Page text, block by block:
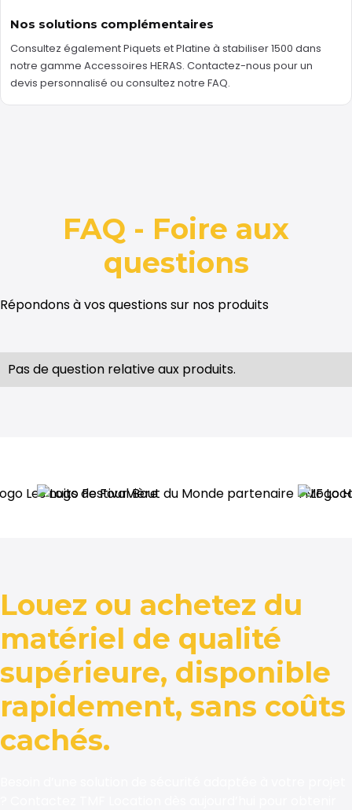
Nos solutions complémentaires
Consultez égalementPiquets etPlatine à stabiliser 1500 dans
notre gamme Accessoires HERAS. Contactez-nous pour un
devis personnalisé ou consultez notre FAQ.
FAQ - Foire aux
questions
Répondons à vos questions sur nos produits
Pas de question relative aux produits.
Louez ou achetez du
matériel de qualité
supérieure, disponible
rapidement, sans coûts
cachés.